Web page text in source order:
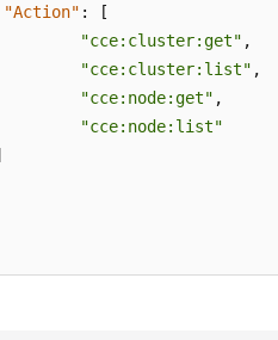
"Action" :
[
"cce:cluster:get" ,
"cce:cluster:list" ,
"cce:node:get" ,
"cce:node:list"